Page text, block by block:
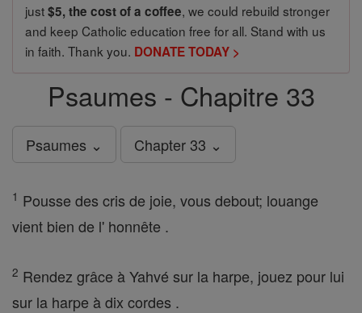
just$5, the cost of a coffee, we could rebuild stronger
and keep Catholic education free for all. Stand with us
in faith. Thank you. DONATE TODAY >
Psaumes - Chapitre 33
Psaumes ⌄ Chapter 33 ⌄
1 Pousse des cris de joie, vous debout; louange
vient bien de l' honnête .
2 Rendez grâce à Yahvé sur la harpe, jouez pour lui
sur la harpe à dix cordes .